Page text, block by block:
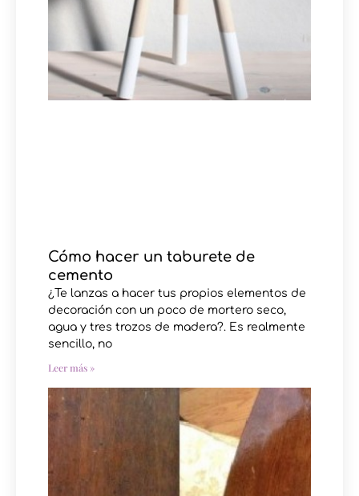
Cómo hacer un taburete de
cemento
¿Te lanzas a hacer tus propios elementos de
decoración con un poco de mortero seco,
agua y tres trozos de madera?. Es realmente
sencillo, no
Leer más »